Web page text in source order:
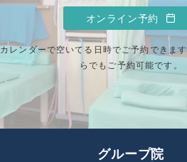
オンライン予約
カレンダーで空いてる日時でご予約できま
らでもご予約可能です。
グループ院